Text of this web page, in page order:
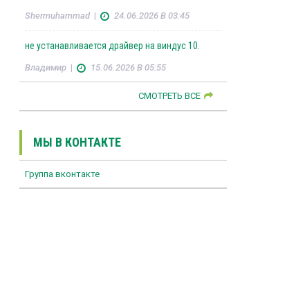
Shermuhammad| 24.06.2026 В 03:45
не устанавливается драйвер на виндус 10.
Владимир| 15.06.2026 В 05:55
СМОТРЕТЬ ВСЕ
МЫ В КОНТАКТЕ
Группа вконтакте